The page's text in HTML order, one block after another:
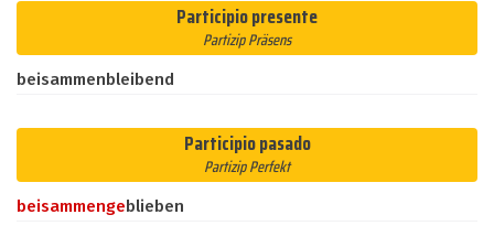
Participio presente
Partizip Präsens
beisammenbleibend
Participio pasado
Partizip Perfekt
beisammengeblieben